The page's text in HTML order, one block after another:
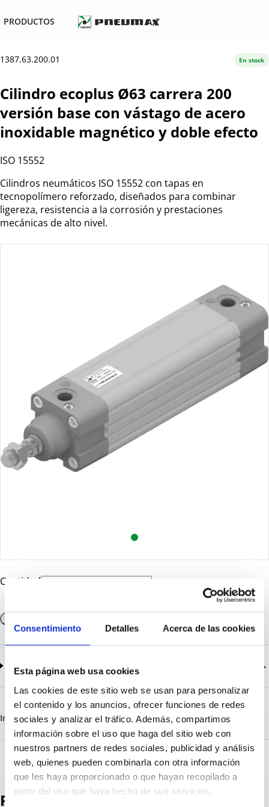
Consentimiento Detalles Acerca de las cookies
Esta página web usa cookies
Las cookies de este sitio web se usan para personalizar
el contenido y los anuncios, ofrecer funciones de redes
sociales y analizar el tráfico. Además, compartimos
información sobre el uso que haga del sitio web con
nuestros partners de redes sociales, publicidad y análisis
web, quienes pueden combinarla con otra información
que les haya proporcionado o que hayan recopilado a
partir del uso que haya hecho de sus servicios.
PRODUCTOS
1387.63.200.01
Cilindro ecoplus Ø63 carrera 200
versión base con vástago de acero
inoxidable magnético y doble efecto
ISO 15552
Cilindros neumáticos ISO 15552 con tapas en
tecnopolímero reforzado, diseñados para combinar
ligereza, resistencia a la corrosión y prestaciones
mecánicas de alto nivel.
En stock
Cantidad
Documentación
CatalogoGeneral-EN.pdf
Descargar
Serie_1386-1387-1388.pdf
Descargar
Información destacada Detalles técnicosVista 3D
Productos destacados